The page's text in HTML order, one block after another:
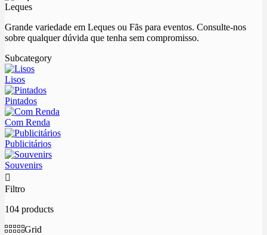
Leques
Grande variedade em Leques ou Fãs para eventos. Consulte-nos
sobre qualquer dúvida que tenha sem compromisso.
Subcategory
Lisos
Pintados
Com Renda
Publicitários
Souvenirs

Filtro
104 products
Grid